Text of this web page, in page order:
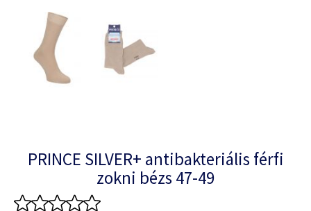
PRINCE SILVER+ antibakteriális férfi
zokni bézs 47-49